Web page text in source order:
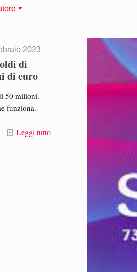
2023
di
di euro
50 milioni.
funziona.
Leggi tutto